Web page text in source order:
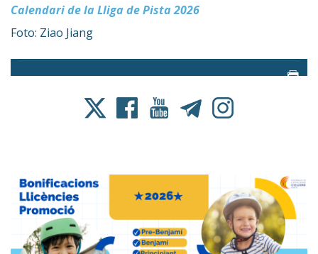
Calendari de la Lliga de Pista 2026
Foto: Ziao Jiang